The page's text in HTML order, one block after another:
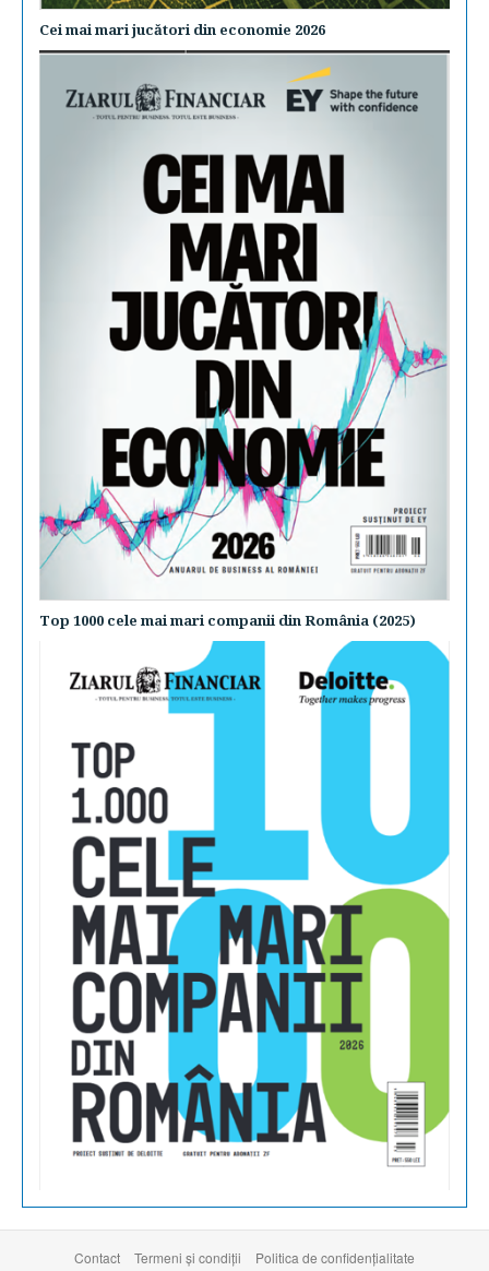
Cei mai mari jucători din economie 2026
Top 1000 cele mai mari companii din România (2025)
Contact Termeni şi condiţii Politica de confidențialitate